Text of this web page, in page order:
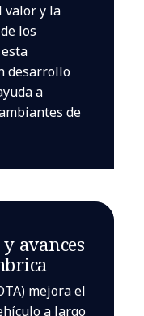
valor y la
los
desarrollo
a
de
avances
mejora el
a largo